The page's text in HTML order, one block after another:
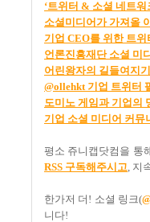
‘트위터 & 소셜 네트워
소셜미디어가 가져올
기업 CEO를 위한 트위
언론진흥재단 소셜 미
어린왕자의 길들여지기
@ollehkt 기업 트위터
도미노 게임과 기업의
기업 소셜 미디어 커뮤
평소 쥬니캡닷컴을 통
RSS 구독해주시고 지
한가저 더! 소셜 링크(
니다!